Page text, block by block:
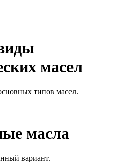
масел
типов масел.
масла
вариант.